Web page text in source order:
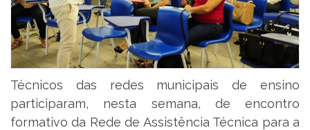
Técnicos das redes municipais de ensino
participaram, nesta semana, de encontro
formativo da Rede de Assistência Técnica para a